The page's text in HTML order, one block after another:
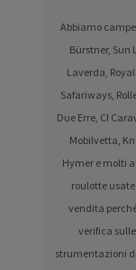
Abbiamo
Bürstner, Sun
Laverda,
Safariways,
Due Erre, CI
Mobilvetta,
Hymer e molti
roulotte
vendita
verifica
strumentazioni